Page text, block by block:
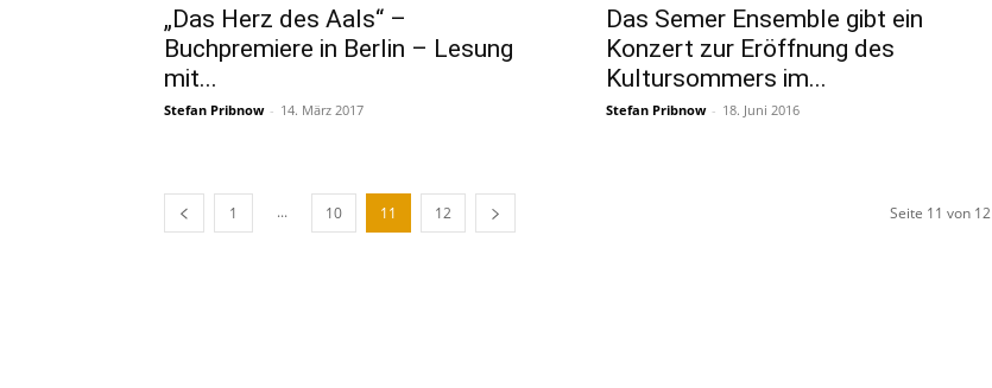
„Das Herz des Aals“ –
Buchpremiere in Berlin – Lesung
mit...
Stefan Pribnow - 14. März 2017
Das Semer Ensemble gibt ein
Konzert zur Eröffnung des
Kultursommers im...
Stefan Pribnow - 18. Juni 2016
1 ... 10 11 12 Seite 11 von 12